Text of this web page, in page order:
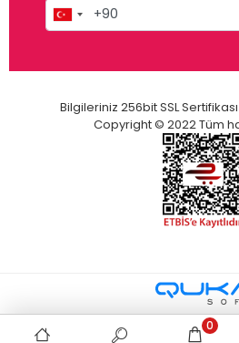
Bilgileriniz 256bit SSL
Copyright © 2022 Tüm
0